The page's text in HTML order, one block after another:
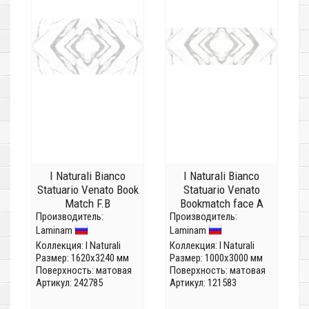
I Naturali Bianco
Statuario Venato Book
Match F.B
LAMF0M0033_IT
(Толщина 5,6 мм)
Производитель:
Laminam
Коллекция: I Naturali
Размер: 1620x3240 мм
Поверхность: матовая
Артикул: 242785
I Naturali Bianco
Statuario Venato
Bookmatch face A
LAMF0M0020_IT
(Толщина 5,6мм)
Производитель:
Laminam
Коллекция: I Naturali
Размер: 1000x3000 мм
Поверхность: матовая
Артикул: 121583